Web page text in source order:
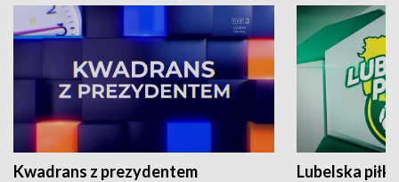
Kwadrans z prezydentem Lubelska piłka